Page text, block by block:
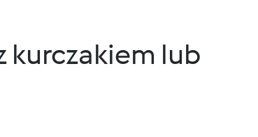
kurczakiem lub